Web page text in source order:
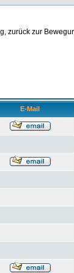
zurück zur
E-Mail